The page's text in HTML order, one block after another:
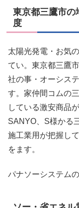
東京都三鷹市の
度
太陽光発電・お気
てい。東京都三鷹
社の事・オーシス
す。家仲間コムの
している激安商品
SANYO、S様かる
施工業用が把握し
をます。
パナソーシステム